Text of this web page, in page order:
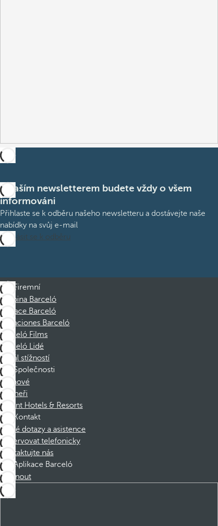
S naším newsletterem budete vždy o všem
informováni
Přihlaste se k odběru našeho newsletteru a dostávejte naše
nabídky na svůj e-mail
Přihlásit se k odběru
Firemní
Skupina Barceló
Nadace Barceló
Vacaciones Barceló
Barceló Films
Barceló Lidé
Kanál stížností
Společnosti
Členové
Partneři
Dorint Hotels & Resorts
Kontakt
Časté dotazy a asistence
Rezervovat telefonicky
Kontaktujte nás
Aplikace Barceló
Stáhnout